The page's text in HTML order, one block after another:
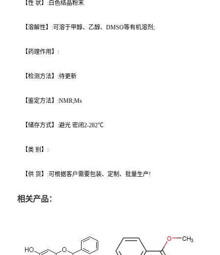
【性 状】:白色结晶粉末
【溶解性】:可溶于甲醇、乙醇、DMSO等有机溶剂;
【药理作用】:
【检测方法】:待更新
【鉴定方法】:NMR;Ms
【储存方式】:避光 密闭2-282℃
【类 别】:
【供 货】:可根据客户需要包装、定制、批量生产!
相关产品：